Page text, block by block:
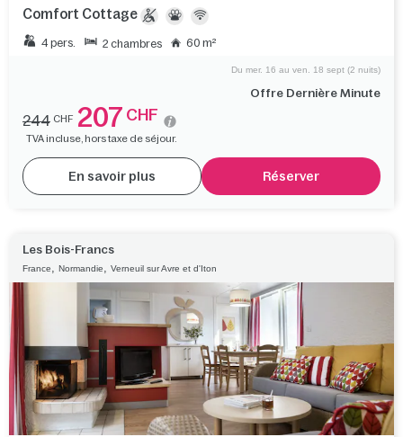
Comfort Cottage
4 pers. 2 chambres 60 m²
Offre Dernière Minute
Du mer. 16 au ven. 18 sept (2 nuits)
244 CHF 207 CHF
TVA incluse, hors taxe de séjour.
En savoir plus Réserver
Les Bois-Francs
France, Normandie, Verneuil sur Avre et d'Iton